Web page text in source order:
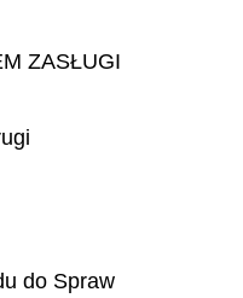
ZASŁUGI
do Spraw